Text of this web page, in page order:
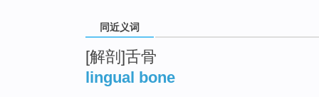
同近义词
[解剖]舌骨
lingual bone